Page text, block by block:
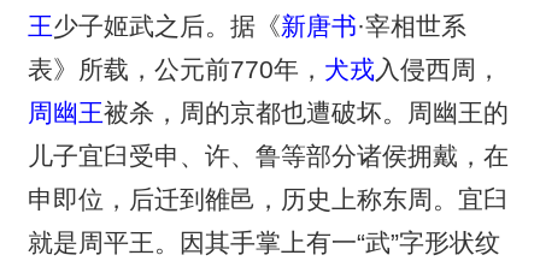
王少子姬武之后。据《新唐书·宰相世系
表》所载，公元前770年， 犬戎 入侵西周，
周幽王被杀，周的京都也遭破坏。周幽王的
儿子宜臼受申、许、鲁等部分诸侯拥戴，在
申即位，后迁到雒邑，历史上称东周。宜臼
就是周平王。因其手掌上有一“武”字形状纹